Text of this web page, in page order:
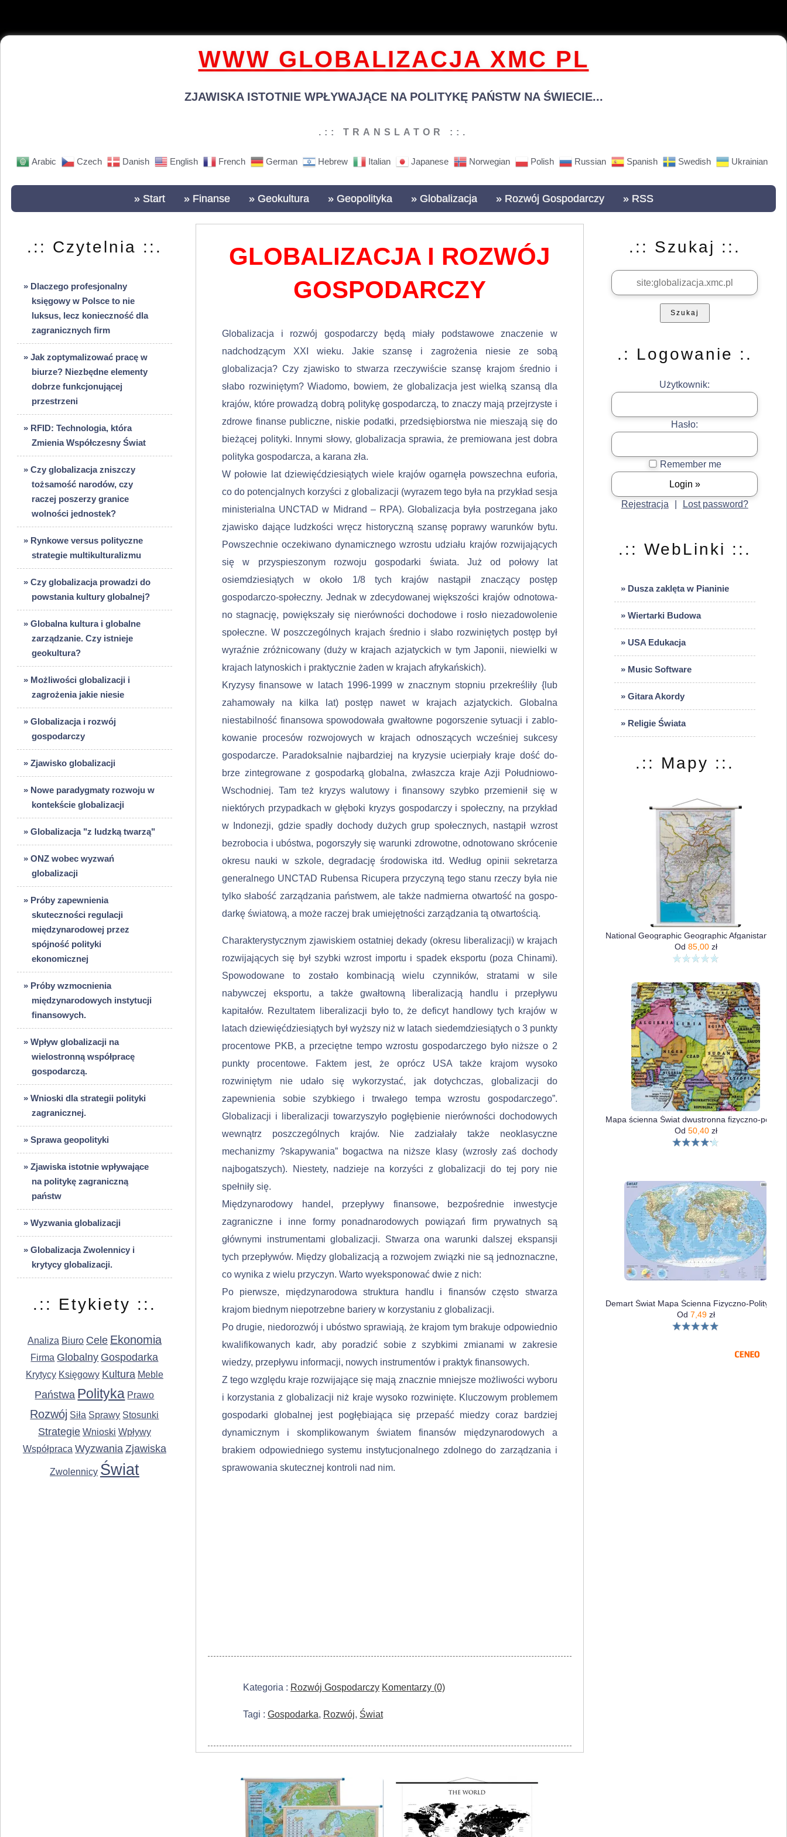
WWW GLOBALIZACJA XMC PL
ZJAWISKA ISTOTNIE WPŁYWAJĄCE NA POLITYKĘ PAŃSTW NA ŚWIECIE...
.:: TRANSLATOR ::.
Arabic Czech Danish English French German Hebrew Italian Japanese Norwegian Polish Russian Spanish Swedish Ukrainian
» Start » Finanse » Geokultura » Geopolityka » Globalizacja » Rozwój Gospodarczy » RSS
.:: Czytelnia ::.
» Dlaczego profesjonalny
księgowy w Polsce to nie
luksus, lecz konieczność dla
zagranicznych firm
» Jak zoptymalizować pracę w
biurze? Niezbędne elementy
dobrze funkcjonującej
przestrzeni
» RFID: Technologia, która
Zmienia Współczesny Świat
» Czy globalizacja zniszczy
tożsamość narodów, czy
raczej poszerzy granice
wolności jednostek?
» Rynkowe versus polityczne
strategie multikulturalizmu
» Czy globalizacja prowadzi do
powstania kultury globalnej?
» Globalna kultura i globalne
zarządzanie. Czy istnieje
geokultura?
» Możliwości globalizacji i
zagrożenia jakie niesie
» Globalizacja i rozwój
gospodarczy
» Zjawisko globalizacji
» Nowe paradygmaty rozwoju w
kontekście globalizacji
» Globalizacja "z ludzką twarzą"
» ONZ wobec wyzwań
globalizacji
» Próby zapewnienia
skuteczności regulacji
międzynarodowej przez
spójność polityki
ekonomicznej
» Próby wzmocnienia
międzynarodowych instytucji
finansowych.
» Wpływ globalizacji na
wielostronną współpracę
gospodarczą.
» Wnioski dla strategii polityki
zagranicznej.
» Sprawa geopolityki
» Zjawiska istotnie wpływające
na politykę zagraniczną
państw
» Wyzwania globalizacji
» Globalizacja Zwolennicy i
krytycy globalizacji.
.:: Etykiety ::.
Analiza Biuro Cele Ekonomia
Firma Globalny Gospodarka
Krytycy Księgowy Kultura Meble
Państwa Polityka Prawo
Rozwój Siła Sprawy Stosunki
Strategie Wnioski Wpływy
Współpraca Wyzwania Zjawiska
Zwolennicy Świat
GLOBALIZACJA I ROZWÓJ
GOSPODARCZY
Globalizacja i rozwój gospodarczy będą miały podstawowe znaczenie w
nadchodzącym XXI wieku. Jakie szansę i zagrożenia niesie ze sobą
globalizacja? Czy zjawisko to stwarza rzeczywiście szansę krajom średnio i
słabo rozwi­niętym? Wiadomo, bowiem, że globalizacja jest wielką szansą dla
krajów, które prowadzą dobrą politykę gospodarczą, to znaczy mają przejrzyste i
zdrowe finanse publiczne, niskie podatki, przedsiębiorstwa nie mieszają się do
bieżącej polityki. Innymi słowy, globalizacja sprawia, że premiowana jest dobra
polityka gospodarcza, a karana zła.
W połowie lat dziewięćdziesiątych wiele krajów ogarnęła powszechna eu­foria,
co do potencjalnych korzyści z globalizacji (wyrazem tego była na przy­kład sesja
ministerialna UNCTAD w Midrand – RPA). Globalizacja była po­strzegana jako
zjawisko dające ludzkości wręcz historyczną szansę poprawy warunków bytu.
Powszechnie oczekiwano dynamicznego wzrostu udziału kra­jów rozwijających
się w przyspieszonym rozwoju gospodarki świata. Już od połowy lat
osiemdziesiątych w około 1/8 tych krajów nastąpił znaczący postęp
gospodarczo-społeczny. Jednak w zdecydowanej większości krajów odnotowa­
no stagnację, powiększały się nierówności dochodowe i rosło niezadowolenie
społeczne. W poszczególnych krajach średnio i słabo rozwiniętych postęp był
wyraźnie zróżnicowany (duży w krajach azjatyckich w tym Japonii, niewielki w
krajach laty­noskich i praktycznie żaden w krajach afrykańskich).
Kryzysy finansowe w latach 1996-1999 w znacznym stopniu przekreśliły {lub
zahamowały na kilka lat) postęp nawet w krajach azjatyckich. Globalna
niestabilność finansowa spowodowała gwałtowne pogorszenie sytuacji i zablo­
kowanie procesów rozwojowych w krajach odnoszących wcześniej sukcesy
gospodarcze. Paradoksalnie najbardziej na kryzysie ucierpiały kraje dość do­
brze zintegrowane z gospodarką globalna, zwłaszcza kraje Azji Południowo-
Wschodniej. Tam też kryzys walutowy i finansowy szybko przemienił się w
niektórych przypadkach w głęboki kryzys gospodarczy i społeczny, na przykład
w Indonezji, gdzie spadły dochody dużych grup społecznych, nastąpił wzrost
bezrobocia i ubóstwa, pogorszyły się warunki zdrowotne, odnotowano skróce­nie
okresu nauki w szkole, degradację środowiska itd. Według opinii sekretarza
generalnego UNCTAD Rubensa Ricupera przyczyną tego stanu rzeczy była nie
tylko słabość zarządzania państwem, ale także nadmierna otwartość na gospo­
darkę światową, a może raczej brak umiejętności zarządzania tą otwartością.
Charakte­rystycznym zjawiskiem ostatniej dekady (okresu liberalizacji) w krajach
roz­wijających się był szybki wzrost importu i spadek eksportu (poza Chinami).
Spowodowane to zostało kombinacją wielu czynników, stratami w sile
nabywczej eksportu, a także gwałtowną liberalizacją handlu i przepływu
kapitałów. Rezultatem liberalizacji było to, że deficyt handlowy tych krajów w
latach dzie­więćdziesiątych był wyższy niż w latach siedemdziesiątych o 3 punkty
procen­towe PKB, a przeciętne tempo wzrostu gospodarczego było niższe o 2
punkty procentowe. Faktem jest, że oprócz USA także krajom wysoko
rozwiniętym nie udało się wykorzystać, jak dotychczas, globalizacji do
zapewnienia sobie szyb­kiego i trwałego tempa wzrostu gospodarczego”.
Globalizacji i liberalizacji towarzyszyło pogłębienie nierówności dochodowych
wewnątrz poszczególnych krajów. Nie zadziałały także neoklasyczne
mechanizmy ?skapywania” bogac­twa na niższe klasy (wzrosły zaś dochody
najbogatszych). Niestety, nadzieje na korzyści z globalizacji do tej pory nie
spełniły się.
Międzynarodowy handel, przepływy finansowe, bezpośrednie inwestycje
zagraniczne i inne formy ponadnarodowych powiązań firm prywatnych są
głównymi instrumentami globalizacji. Stwarza ona warunki dalszej ekspansji
tych przepływów. Między globalizacją a rozwojem związki nie są jednoznacz­ne,
co wynika z wielu przyczyn. Warto wyeksponować dwie z nich:
Po pierwsze, międzynarodowa struktura handlu i finansów często stwarza
krajom biednym niepotrzebne bariery w korzystaniu z globalizacji.
Po drugie, niedorozwój i ubóstwo sprawiają, że krajom tym brakuje odpo­wiednio
kwalifikowanych kadr, aby poradzić sobie z szybkimi zmianami w zakresie
wiedzy, przepływu informacji, nowych instrumentów i praktyk finan­sowych.
Z tego względu kraje rozwijające się mają znacznie mniejsze możliwości wyboru
i korzystania z globalizacji niż kraje wysoko rozwinięte. Kluczowym problemem
gospodarki globalnej jest pogłębiająca się przepaść miedzy coraz bardziej
dynamicznym i skomplikowanym światem finansów międzynarodo­wych a
brakiem odpowiedniego systemu instytucjonalnego zdolnego do zarzą­dzania i
sprawowania skutecznej kontroli nad nim.
Kategoria : Rozwój Gospodarczy Komentarzy (0)
Tagi : Gospodarka, Rozwój, Świat
.:: Szukaj ::.
Szukaj
.: Logowanie :.
Użytkownik:
Hasło:
Remember me
Rejestracja Lost password?
.:: WebLinki ::.
» Dusza zaklęta w Pianinie
» Wiertarki Budowa
» USA Edukacja
» Music Software
» Gitara Akordy
» Religie Świata
.:: Mapy ::.
Od 85,00zł
Od 50,40zł
Od 7,49zł